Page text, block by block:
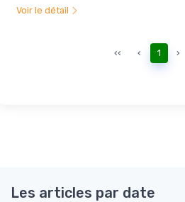
Voir le détail
‹‹ ‹ 1 ›
Les articles par date